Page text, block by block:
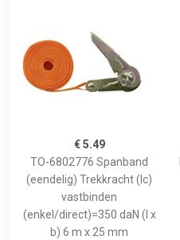
€ 5.49
TO-6802776 Spanband
(eendelig) Trekkracht (lc)
vastbinden
(enkel/direct)=350 daN (l x
b) 6 m x 25 mm